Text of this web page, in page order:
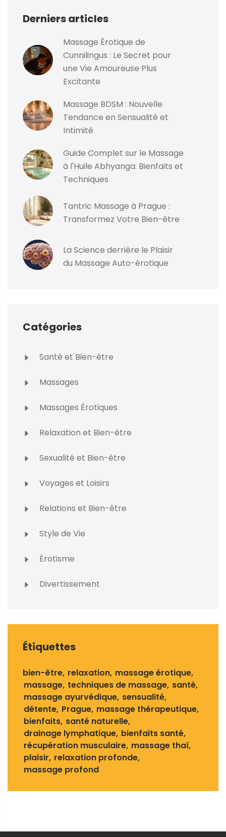
Derniers articles
Massage Érotique de
Cunnilingus : Le Secret pour
une Vie Amoureuse Plus
Excitante
Massage BDSM : Nouvelle
Tendance en Sensualité et
Intimité
Guide Complet sur le Massage
à l'Huile Abhyanga: Bienfaits et
Techniques
Tantric Massage à Prague :
Transformez Votre Bien-être
La Science derrière le Plaisir
du Massage Auto-érotique
Catégories
Santé et Bien-être
Massages
Massages Érotiques
Relaxation et Bien-être
Sexualité et Bien-être
Voyages et Loisirs
Relations et Bien-être
Style de Vie
Érotisme
Divertissement
Étiquettes
bien-être relaxation massage érotique
massage techniques de massage santé
massage ayurvédique sensualité
détente Prague massage thérapeutique
bienfaits santé naturelle
drainage lymphatique bienfaits santé
récupération musculaire massage thaï
plaisir relaxation profonde
massage profond